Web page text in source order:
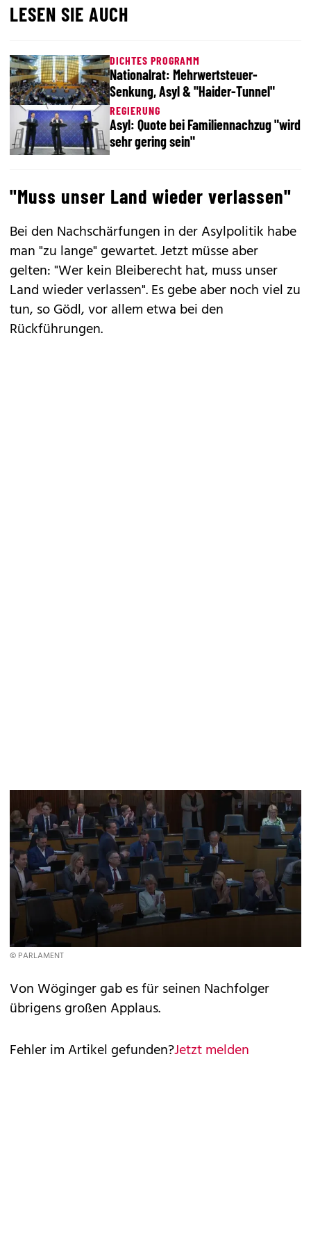
LESEN SIE AUCH
DICHTES PROGRAMM
Nationalrat: Mehrwertsteuer-
Senkung, Asyl & "Haider-Tunnel"
REGIERUNG
Asyl: Quote bei Familiennachzug "wird
sehr gering sein"
"Muss unser Land wieder verlassen"
Bei den Nachschärfungen in der Asylpolitik habe
man "zu lange" gewartet. Jetzt müsse aber
gelten: "Wer kein Bleiberecht hat, muss unser
Land wieder verlassen". Es gebe aber noch viel zu
tun, so Gödl, vor allem etwa bei den
Rückführungen.
© PARLAMENT
Von Wöginger gab es für seinen Nachfolger
übrigens großen Applaus.
Fehler im Artikel gefunden?Jetzt melden